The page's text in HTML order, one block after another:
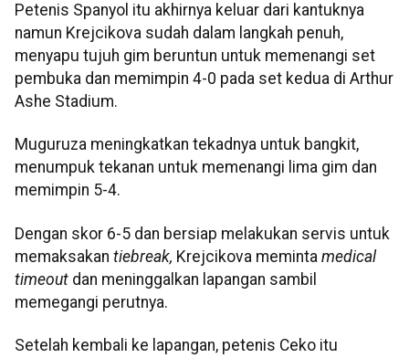
Petenis Spanyol itu akhirnya keluar dari kantuknya
namun Krejcikova sudah dalam langkah penuh,
menyapu tujuh gim beruntun untuk memenangi set
pembuka dan memimpin 4-0 pada set kedua di Arthur
Ashe Stadium.
Muguruza meningkatkan tekadnya untuk bangkit,
menumpuk tekanan untuk memenangi lima gim dan
memimpin 5-4.
Dengan skor 6-5 dan bersiap melakukan servis untuk
memaksakan tiebreak, Krejcikova meminta medical
timeout dan meninggalkan lapangan sambil
memegangi perutnya.
Setelah kembali ke lapangan, petenis Ceko itu